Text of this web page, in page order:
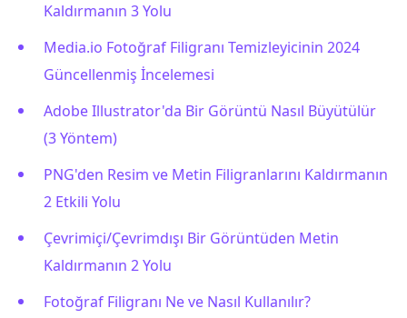
Kaldırmanın 3 Yolu
Media.io Fotoğraf Filigranı Temizleyicinin 2024
Güncellenmiş İncelemesi
Adobe Illustrator'da Bir Görüntü Nasıl Büyütülür
(3 Yöntem)
PNG'den Resim ve Metin Filigranlarını Kaldırmanın
2 Etkili Yolu
Çevrimiçi/Çevrimdışı Bir Görüntüden Metin
Kaldırmanın 2 Yolu
Fotoğraf Filigranı Ne ve Nasıl Kullanılır?